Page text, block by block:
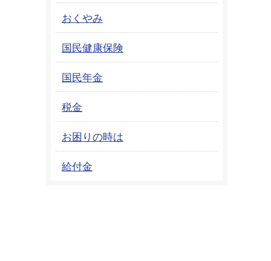
おくやみ
国民健康保険
国民年金
税金
お困りの時は
給付金